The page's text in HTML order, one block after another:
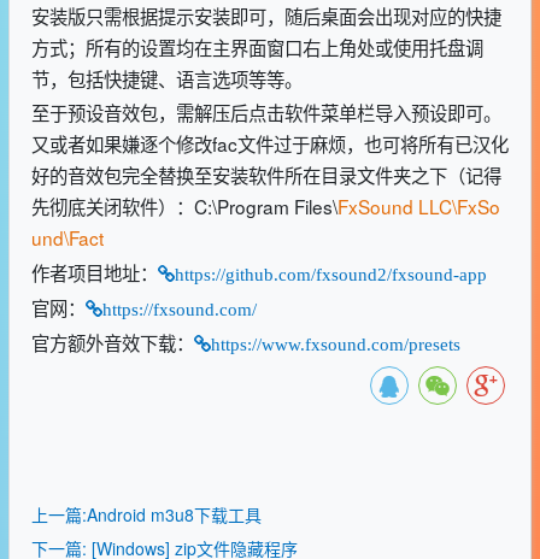
安装版只需根据提示安装即可，随后桌面会出现对应的快捷
方式；所有的设置均在主界面窗口右上角处或使用托盘调
节，包括快捷键、语言选项等等。
至于预设音效包，需解压后点击软件菜单栏导入预设即可。
又或者如果嫌逐个修改fac文件过于麻烦，也可将所有已汉化
好的音效包完全替换至安装软件所在目录文件夹之下（记得
先彻底关闭软件）：C:\Program Files\FxSound LLC\FxSo
und\Fact
作者项目地址：
https://github.com/fxsound2/fxsound-app
官网： https://fxsound.com/
官方额外音效下载： https://www.fxsound.com/presets
上一篇:Android m3u8下载工具
下一篇: [Windows] zip文件隐藏程序